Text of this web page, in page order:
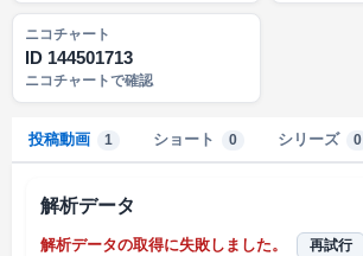
ニコチャート
ID 144501713
ニコチャートで確認
投稿動画 1 ショート 0 シリーズ 0
解析データ
解析データの取得に失敗しました。 再試行